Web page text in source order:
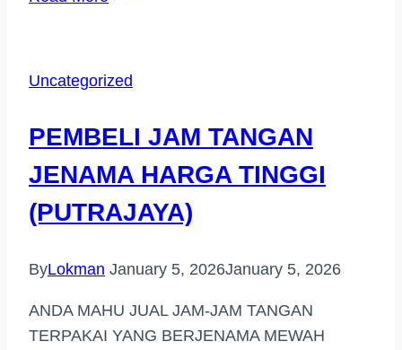
CYBERJAYA
Uncategorized
PEMBELI JAM TANGAN
JENAMA HARGA TINGGI
(PUTRAJAYA)
ByLokman January 5, 2026January 5, 2026
ANDA MAHU JUAL JAM-JAM TANGAN
TERPAKAI YANG BERJENAMA MEWAH